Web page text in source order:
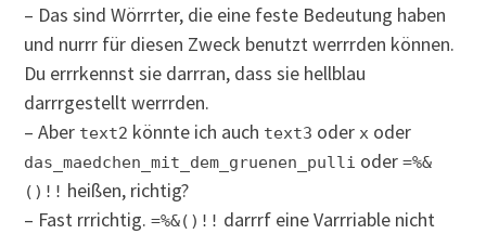
– Das sind Wörrrter, die eine feste Bedeutung haben
und nurrr für diesen Zweck benutzt werrrden können.
Du errrkennst sie darrran, dass sie hellblau
darrrgestellt werrrden.
– Aber text2 könnte ich auch text3 oder x oder
das_maedchen_mit_dem_gruenen_pulli oder=%&
()!! heißen, richtig?
– Fast rrrichtig.=%&()!! darrrf eine Varrriable nicht